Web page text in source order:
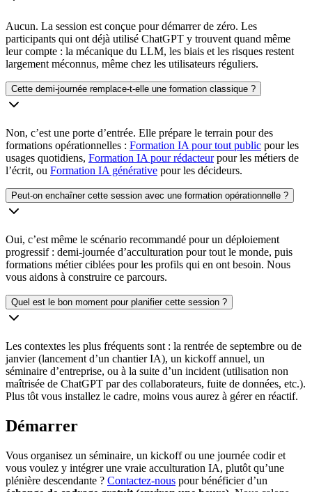
Aucun. La session est conçue pour démarrer de zéro. Les
participants qui ont déjà utilisé ChatGPT y trouvent quand même
leur compte : la mécanique du LLM, les biais et les risques restent
largement méconnus, même chez les utilisateurs réguliers.
Cette demi-journée remplace-t-elle une formation classique ?
Non, c’est une porte d’entrée. Elle prépare le terrain pour des
formations opérationnelles : Formation IA pour tout public pour les
usages quotidiens, Formation IA pour rédacteurpour les métiers de
l’écrit, ou Formation IA générative pour les décideurs.
Peut-on enchaîner cette session avec une formation opérationnelle ?
Oui, c’est même le scénario recommandé pour un déploiement
progressif : demi-journée d’acculturation pour tout le monde, puis
formations métier ciblées pour les profils qui en ont besoin. Nous
vous aidons à construire ce parcours.
Quel est le bon moment pour planifier cette session ?
Les contextes les plus fréquents sont : la rentrée de septembre ou de
janvier (lancement d’un chantier IA), un kickoff annuel, un
séminaire d’entreprise, ou à la suite d’un incident (utilisation non
maîtrisée de ChatGPT par des collaborateurs, fuite de données, etc.).
Plus tôt vous installez le cadre, moins vous aurez à gérer en réactif.
Démarrer
Vous organisez un séminaire, un kickoff ou une journée codir et
vous voulez y intégrer une vraie acculturation IA, plutôt qu’une
plénière descendante ? Contactez-nous pour bénéficier d’un